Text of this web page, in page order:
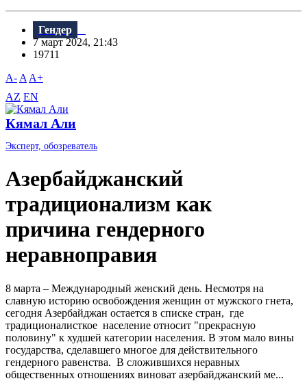
Гендер
7 март 2024, 21:43
19711
A- A A+
AZ EN
Кямал Али
Эксперт, обозреватель
Азербайджанский
традиционализм как
причина гендерного
неравноправия
8 марта – Международный женский день. Несмотря на
славную историю освобождения женщин от мужского гнета,
сегодня Азербайджан остается в списке стран, где
традиционалисткое население относит "прекрасную
половину" к худшей категории населения. В этом мало вины
государства, сделавшего многое для действительного
гендерного равенства. В сложившихся неравных
общественных отношениях виноват азербайджанский ме...